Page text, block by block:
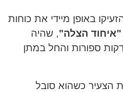
באופן מיידי את כוחות
"איחוד הצלה", שהיה
ספורות והחל במתן
הצעיר כשהוא סובל